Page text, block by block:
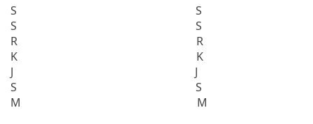
S S
S S
R R
K K
J J
S S
M M